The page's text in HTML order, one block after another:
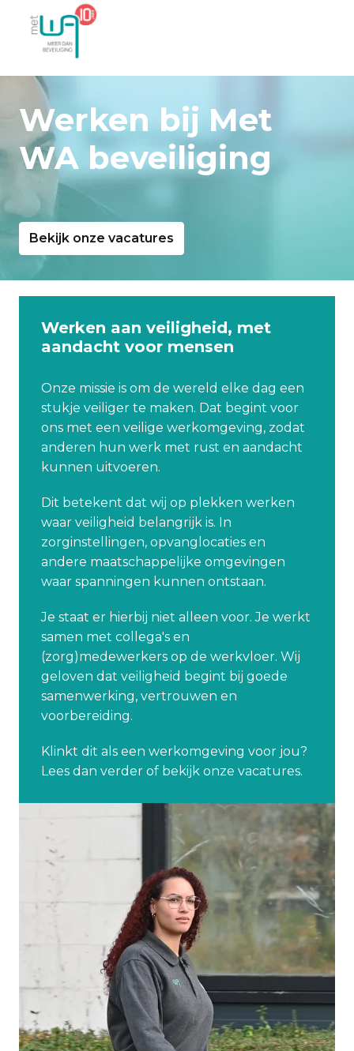
content
Homepagina
Werken bij Met
WA beveiliging
Bekijk onze vacatures
Werken aan veiligheid, met
aandacht voor mensen
Onze missie is om de wereld elke dag een
stukje veiliger te maken. Dat begint voor
ons met een veilige werkomgeving, zodat
anderen hun werk met rust en aandacht
kunnen uitvoeren.
Dit betekent dat wij op plekken werken
waar veiligheid belangrijk is. In
zorginstellingen, opvanglocaties en
andere maatschappelijke omgevingen
waar spanningen kunnen ontstaan.
Je staat er hierbij niet alleen voor. Je werkt
samen met collega's en
(zorg)medewerkers op de werkvloer. Wij
geloven dat veiligheid begint bij goede
samenwerking, vertrouwen en
voorbereiding.
Klinkt dit als een werkomgeving voor jou?
Lees dan verder of bekijk onze vacatures.